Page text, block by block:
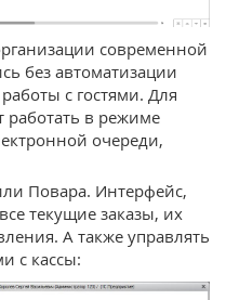
современной
без автоматизации
с гостями. Для
работать в режиме
очереди,
Повара. Интерфейс,
текущие заказы, их
А также управлять
с кассы: